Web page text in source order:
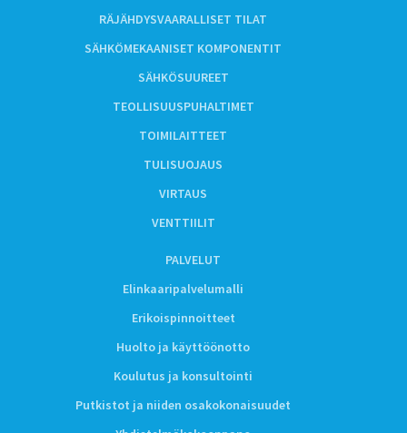
RÄJÄHDYSVAARALLISET TILAT
SÄHKÖMEKAANISET KOMPONENTIT
SÄHKÖSUUREET
TEOLLISUUSPUHALTIMET
TOIMILAITTEET
TULISUOJAUS
VIRTAUS
VENTTIILIT
PALVELUT
Elinkaaripalvelumalli
Erikoispinnoitteet
Huolto ja käyttöönotto
Koulutus ja konsultointi
Putkistot ja niiden osakokonaisuudet